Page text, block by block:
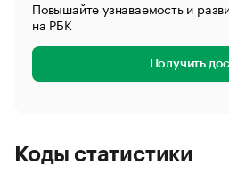
Повышайте узнаваемость и
на РБК
Получить
Коды статистики